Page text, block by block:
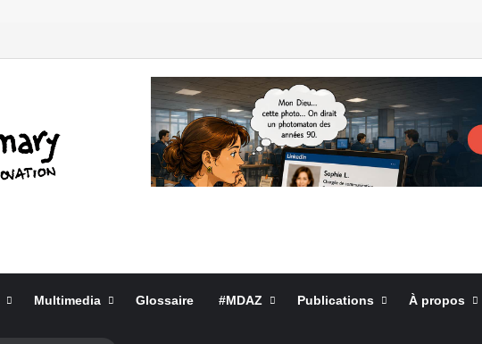
Multimedia Glossaire #MDAZ Publications À propos